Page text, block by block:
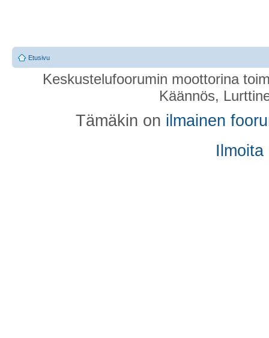
Etusivu
Keskustelufoorumin moottorina
Käännös,
Tämäkin on ilmainen